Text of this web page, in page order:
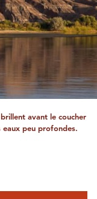
avant le coucher
eaux peu profondes.